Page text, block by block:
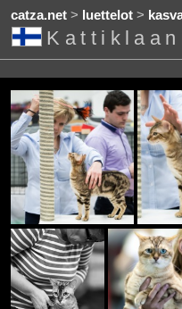
catza.net> luettelot>